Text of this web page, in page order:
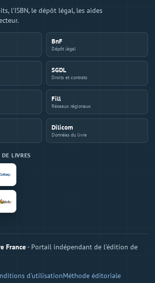
l'ISBN, le dépôt légal, les aides
BnF
Dépôt légal
SGDL
Droits et contrats
Fill
Réseaux régionaux
Dilicom
Données du livre
LIVRES
France- Portail indépendant de l'édition de
d'utilisationMéthode éditoriale